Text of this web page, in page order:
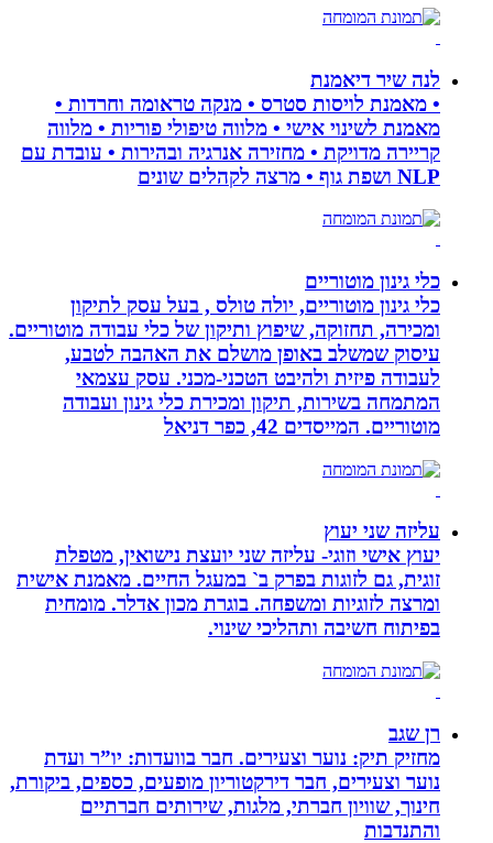
לנה שיר דיאמנת
• מאמנת לויסות סטרס • מנקה טראומה וחרדות •
מאמנת לשינוי אישי • מלווה טיפולי פוריות • מלווה
קריירה מדויקת • מחזירה אנרגיה ובהירות • עובדת עם
כלי גינון מוטוריים
כלי גינון מוטוריים, יולה טולס , בעל עסק לתיקון
ומכירה, תחזוקה, שיפוץ ותיקון של כלי עבודה מוטוריים.
עיסוק שמשלב באופן מושלם את האהבה לטבע,
לעבודה פיזית ולהיבט הטכני-מכני. עסק עצמאי
המתמחה בשירות, תיקון ומכירת כלי גינון ועבודה
מוטוריים. המייסדים 42, כפר דניאל
עליזה שני יעוץ
יעוץ אישי וזוגי- עליזה שני יועצת נישואין, מטפלת
זוגית, גם לזוגות בפרק ב` במעגל החיים. מאמנת אישית
ומרצה לזוגיות ומשפחה. בוגרת מכון אדלר. מומחית
בפיתוח חשיבה ותהליכי שינוי.
רן שגב
מחזיק תיק: נוער וצעירים. חבר בוועדות: יו”ר ועדת
נוער וצעירים, חבר דירקטוריון מופעים, כספים, ביקורת,
חינוך, שוויון חברתי, מלגות, שירותים חברתיים
והתנדבות